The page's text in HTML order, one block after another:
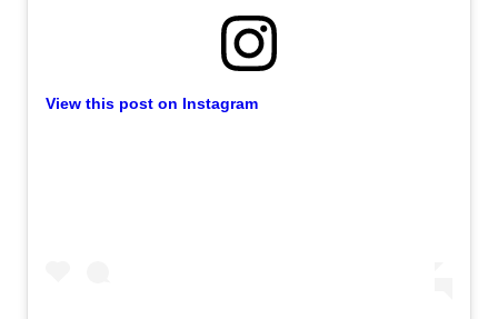
View this post on Instagram